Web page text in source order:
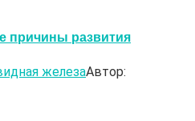
причины развития
железаАвтор: